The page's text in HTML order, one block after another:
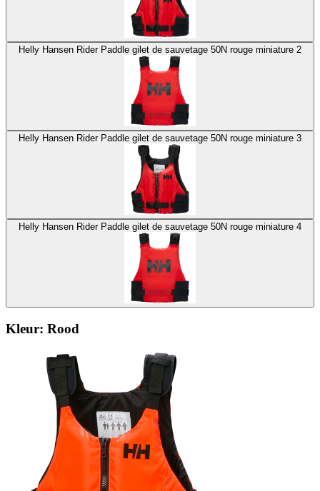
Helly Hansen Rider Paddle gilet de sauvetage 50N rouge miniature 2
Helly Hansen Rider Paddle gilet de sauvetage 50N rouge miniature 3
Helly Hansen Rider Paddle gilet de sauvetage 50N rouge miniature 4
Kleur: Rood